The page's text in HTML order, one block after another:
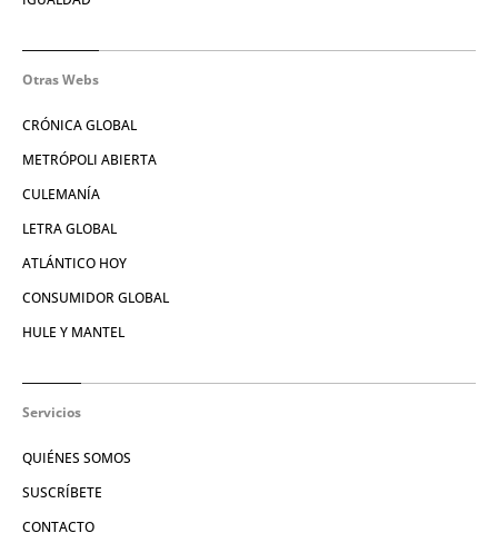
Otras Webs
CRÓNICA GLOBAL
METRÓPOLI ABIERTA
CULEMANÍA
LETRA GLOBAL
ATLÁNTICO HOY
CONSUMIDOR GLOBAL
HULE Y MANTEL
Servicios
QUIÉNES SOMOS
SUSCRÍBETE
CONTACTO